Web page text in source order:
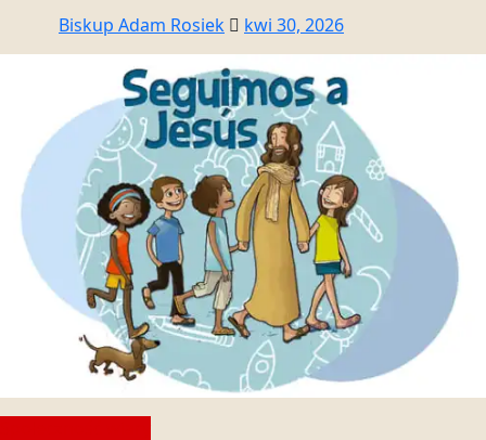
Biskup Adam Rosiek kwi 30, 2026